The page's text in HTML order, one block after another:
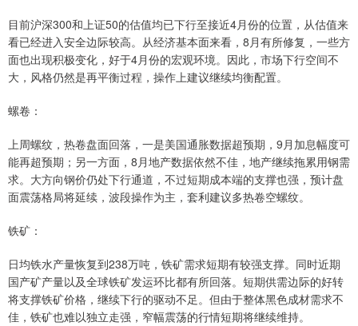
目前沪深300和上证50的估值均已下行至接近4月份的位置，从估值来
看已经进入安全边际较高。从经济基本面来看，8月有所修复，一些方
面也出现积极变化，好于4月份的宏观环境。因此，市场下行空间不
大，风格仍然是再平衡过程，操作上建议继续均衡配置。
螺卷：
上周螺纹，热卷盘面回落，一是美国通胀数据超预期，9月加息幅度可
能再超预期；另一方面，8月地产数据依然不佳，地产继续拖累用钢需
求。大方向钢价仍处下行通道，不过短期成本端的支撑也强，预计盘
面震荡格局将延续，波段操作为主，套利建议多热卷空螺纹。
铁矿：
日均铁水产量恢复到238万吨，铁矿需求短期有较强支撑。同时近期
国产矿产量以及全球铁矿发运环比都有所回落。短期供需边际的好转
将支撑铁矿价格，继续下行的驱动不足。但由于整体黑色成材需求不
佳，铁矿也难以独立走强，窄幅震荡的行情短期将继续维持。